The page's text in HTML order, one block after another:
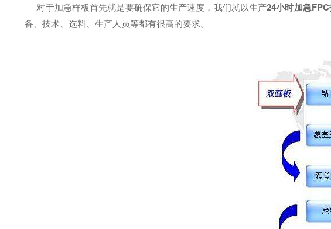
对于加急样板首先就是要确保它的生产速度，我们就以生产24小时加急
备、技术、选料、生产人员等都有很高的要求。